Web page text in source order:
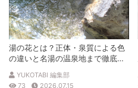
湯の花とは？正体・泉質による色
の違いと名湯の温泉地まで徹底解
YUKOTABI 編集部
73
2026.07.15